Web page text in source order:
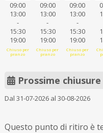
09:00
13:00
-
15:30
19:00
Chiuso per
pranzo
09:00
13:00
-
15:30
19:00
Chiuso per
pranzo
09:00
13:00
-
15:30
19:00
Chiuso per
pranzo
Prossime chiusure
Dal 31-07-2026 al 30-08-2026
Questo punto di ritiro è